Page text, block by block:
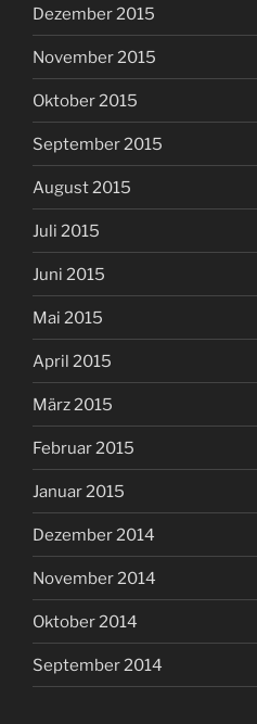
Dezember 2015
November 2015
Oktober 2015
September 2015
August 2015
Juli 2015
Juni 2015
Mai 2015
April 2015
März 2015
Februar 2015
Januar 2015
Dezember 2014
November 2014
Oktober 2014
September 2014